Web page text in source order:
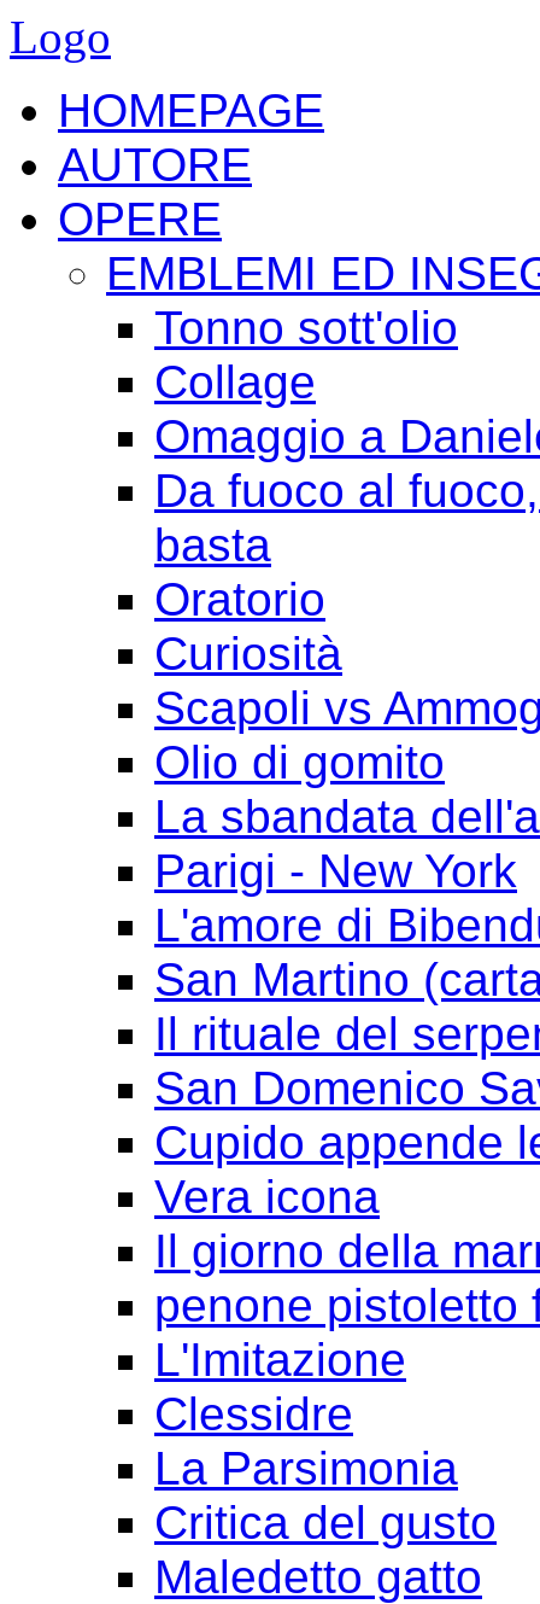
Logo
HOMEPAGE
AUTORE
OPERE
EMBLEMI ED
Tonno sott'olio
Collage
Omaggio a
Da fuoco al
basta
Oratorio
Curiosità
Scapoli vs
Olio di gomito
La sbandata
Parigi - New York
L'amore di
San Martino
Il rituale del
San Domenico
Cupido appende
Vera icona
Il giorno della
penone pistoletto
L'Imitazione
Clessidre
La Parsimonia
Critica del gusto
Maledetto gatto